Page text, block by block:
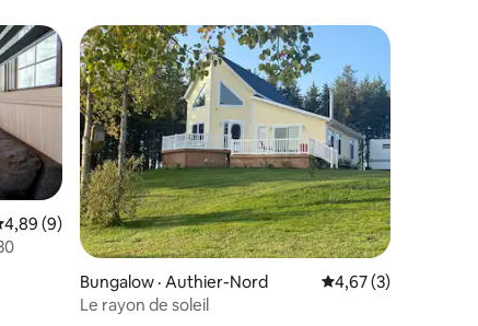
moyenne de 4,89 sur 5, 9 commentaires
4,89 (9)
Bungalow · Authier-Nord
Note moyenne de
4,67 (3)
Le rayon de soleil